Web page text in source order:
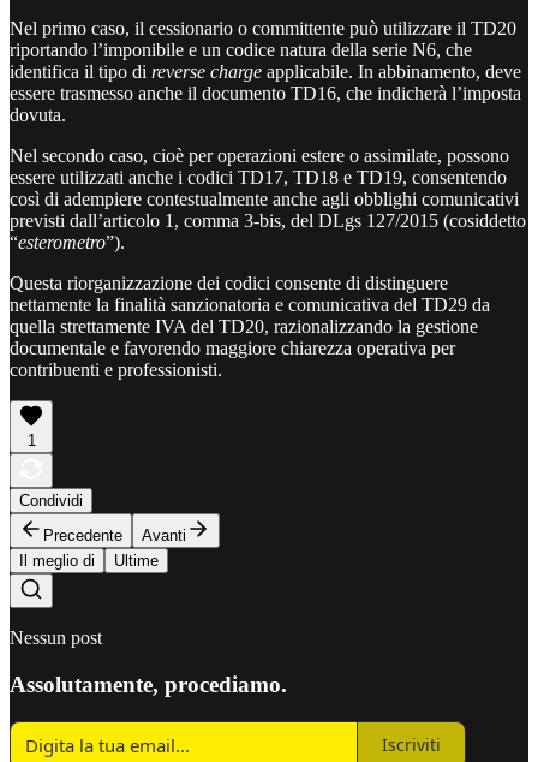
Nel primo caso, il cessionario o committente può utilizzare il TD20
riportando l’imponibile e un codice natura della serie N6, che
identifica il tipo di reverse charge applicabile. In abbinamento, deve
essere trasmesso anche il documento TD16, che indicherà l’imposta
dovuta.
Nel secondo caso, cioè per operazioni estere o assimilate, possono
essere utilizzati anche i codici TD17, TD18 e TD19, consentendo
così di adempiere contestualmente anche agli obblighi comunicativi
previsti dall’articolo 1, comma 3-bis, del DLgs 127/2015 (cosiddetto
“esterometro”).
Questa riorganizzazione dei codici consente di distinguere
nettamente la finalità sanzionatoria e comunicativa del TD29 da
quella strettamente IVA del TD20, razionalizzando la gestione
documentale e favorendo maggiore chiarezza operativa per
contribuenti e professionisti.
1
Condividi
Precedente
Avanti
Il meglio di
Ultime
Nessun post
Assolutamente, procediamo.
Iscriviti